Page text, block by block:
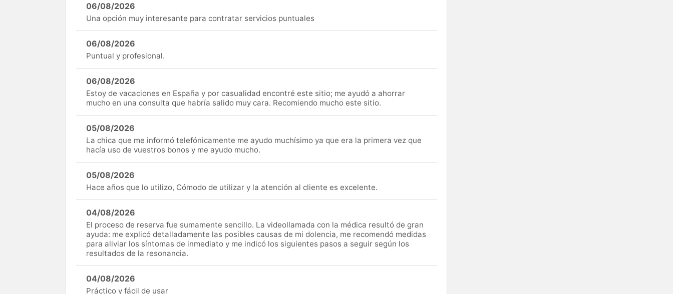
06/08/2026
Una opción muy interesante para contratar servicios puntuales
06/08/2026
Puntual y profesional.
06/08/2026
Estoy de vacaciones en España y por casualidad encontré este sitio; me ayudó a ahorrar
mucho en una consulta que habría salido muy cara. Recomiendo mucho este sitio.
05/08/2026
La chica que me informó telefónicamente me ayudo muchísimo ya que era la primera vez que
hacía uso de vuestros bonos y me ayudo mucho.
05/08/2026
Hace años que lo utilizo, Cómodo de utilizar y la atención al cliente es excelente.
04/08/2026
El proceso de reserva fue sumamente sencillo. La videollamada con la médica resultó de gran
ayuda: me explicó detalladamente las posibles causas de mi dolencia, me recomendó medidas
para aliviar los síntomas de inmediato y me indicó los siguientes pasos a seguir según los
resultados de la resonancia.
04/08/2026
Práctico y fácil de usar